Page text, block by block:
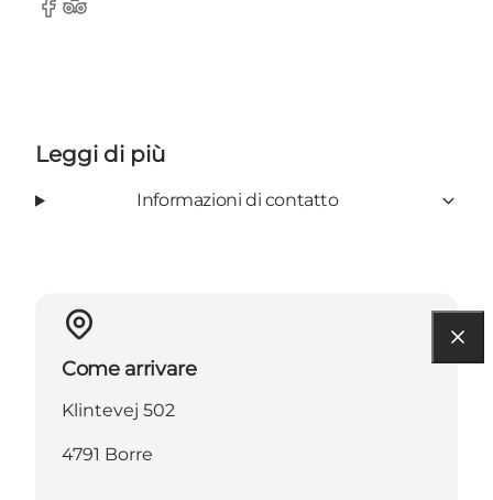
Facebook
TripAdvisor
Leggi di più
Informazioni di contatto
Come arrivare
Klintevej 502
4791 Borre